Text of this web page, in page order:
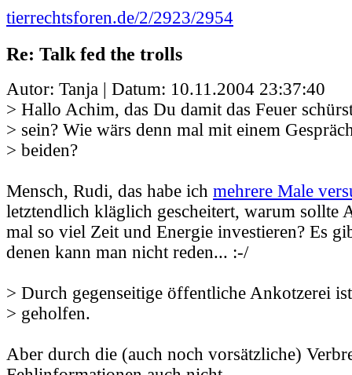
tierrechtsforen.de/2/2923/2954
Re: Talk fed the trolls
Autor: Tanja | Datum: 10.11.2004 23:37:40
> Hallo Achim, das Du damit das Feuer
> sein? Wie wärs denn mal mit einem
> beiden?
Mensch, Rudi, das habe ich mehrere Male
letztendlich kläglich gescheitert, warum sollte
mal so viel Zeit und Energie investieren? Es
denen kann man nicht reden... :-/
> Durch gegenseitige öffentliche Ankotzerei
> geholfen.
Aber durch die (auch noch vorsätzliche)